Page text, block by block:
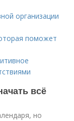
организации
поможет
всё
но